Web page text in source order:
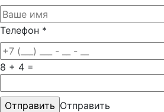
Телефон *
8 + 4 =
Отправить